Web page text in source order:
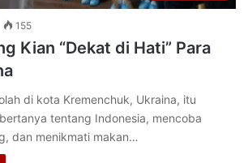
155
Kian “Dekat di Hati” Para
di kota Kremenchuk, Ukraina, itu
tentang Indonesia, mencoba
dan menikmati makan…